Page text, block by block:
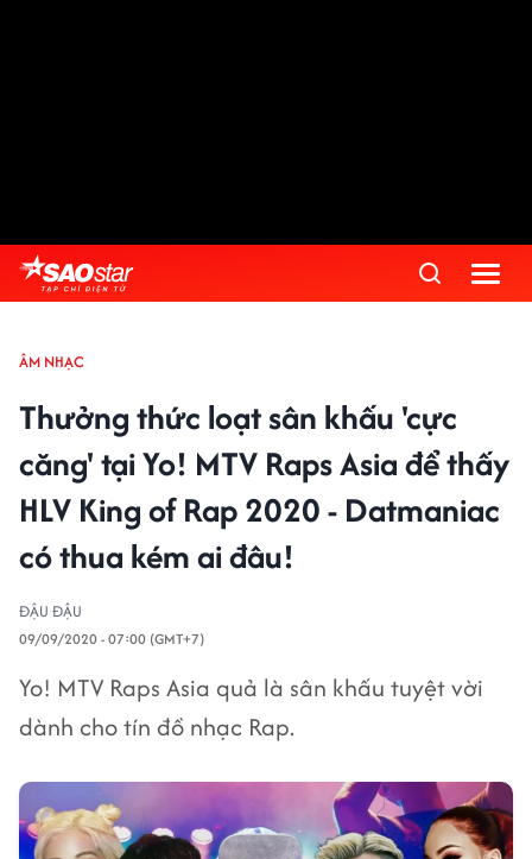
ÂM NHẠC
Thưởng thức loạt sân khấu 'cực
căng' tại Yo! MTV Raps Asia để thấy
HLV King of Rap 2020 - Datmaniac
có thua kém ai đâu!
ĐẬU ĐẬU
09/09/2020 - 07:00 (GMT+7)
Yo! MTV Raps Asia quả là sân khấu tuyệt vời
dành cho tín đồ nhạc Rap.